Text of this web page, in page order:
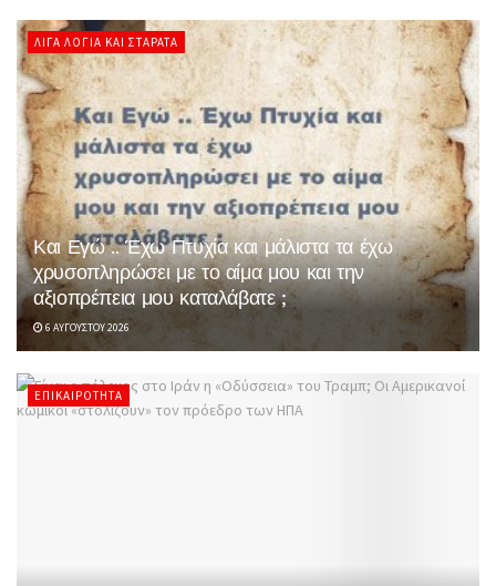
ΛΊΓΑ ΛΌΓΙΑ ΚΑΙ ΣΤΑΡΆΤΑ
Και Εγώ .. Έχω Πτυχία και μάλιστα τα έχω
χρυσοπληρώσει με το αίμα μου και την
αξιοπρέπεια μου καταλάβατε ;
6 ΑΥΓΟΎΣΤΟΥ 2026
ΕΠΙΚΑΙΡΌΤΗΤΑ